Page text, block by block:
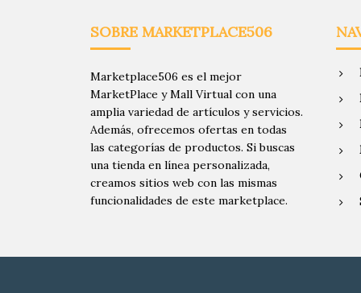
SOBRE MARKETPLACE506
Marketplace506 es el mejor
MarketPlace y Mall Virtual con una
amplia variedad de artículos y servicios.
Además, ofrecemos ofertas en todas
las categorías de productos. Si buscas
una tienda en línea personalizada,
creamos sitios web con las mismas
funcionalidades de este marketplace.